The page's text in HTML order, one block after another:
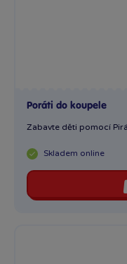
Poráti do koupele
Zabavte děti pomocí
Skladem online